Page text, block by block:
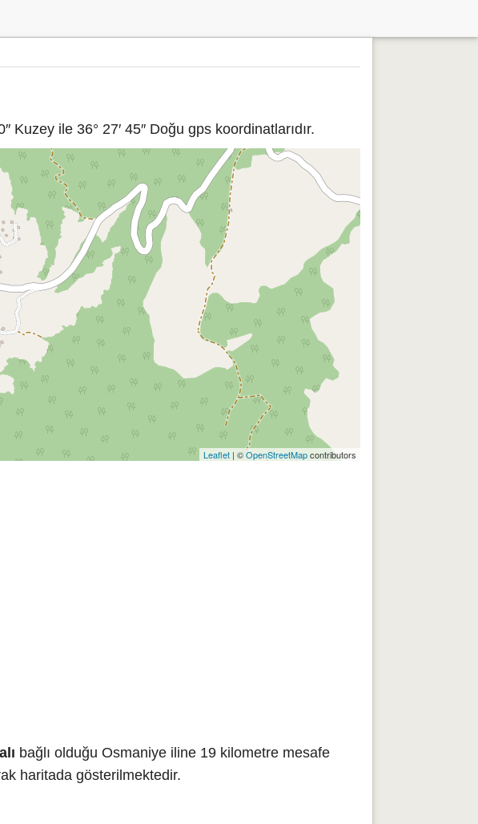
Kuzey ile 36° 27′ 45″ Doğu gps koordinatlarıdır.
Leaflet | ©OpenStreetMapcontributors
bağlı olduğu Osmaniye iline 19 kilometre mesafe
haritada gösterilmektedir.